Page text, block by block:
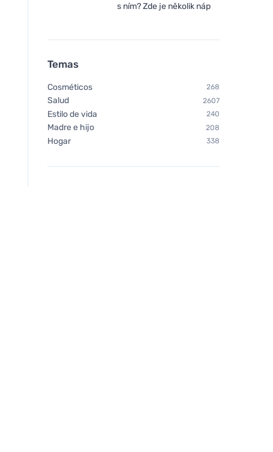
Kvitok Polvo dental Shining
activado
Ben & Anna Pasta
s ním? Zde je několik náp
Temas
Cosméticos 268
Salud 2607
Estilo de vida 240
Madre e hijo 208
Hogar 338